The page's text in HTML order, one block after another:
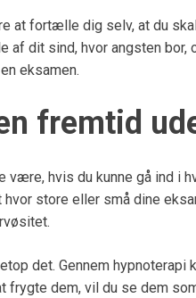
at fortælle dig selv, at du
af dit sind, hvor angsten
eksamen.
fremtid
være, hvis du kunne gå ind i
store eller små dine
det. Gennem hypnoterapi
frygte dem, vil du se dem